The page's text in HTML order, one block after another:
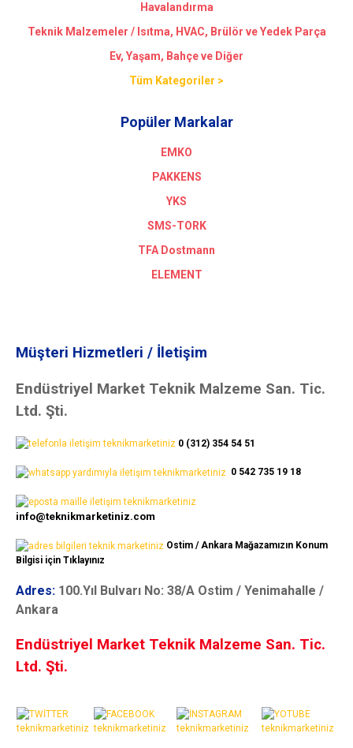
Havalandırma
Teknik Malzemeler / Isıtma, HVAC, Brülör ve Yedek Parça
Ev, Yaşam, Bahçe ve Diğer
Tüm Kategoriler >
Popüler Markalar
EMKO
PAKKENS
YKS
SMS-TORK
TFA Dostmann
ELEMENT
Müşteri Hizmetleri / İletişim
Endüstriyel Market Teknik Malzeme San. Tic.
Ltd. Şti.
0 (312) 354 54 51
0 542 735 19 18
info@teknikmarketiniz.com
Ostim / Ankara Mağazamızın Konum
Bilgisi için Tıklayınız
Adres: 100.Yıl Bulvarı No: 38/A Ostim / Yenimahalle /
Ankara
Endüstriyel Market Teknik Malzeme San. Tic.
Ltd. Şti.